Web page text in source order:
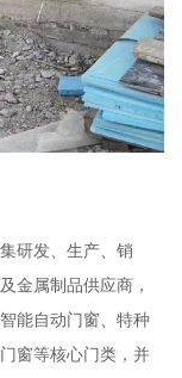
研发、生产、销
金属制品供应商，
能自动门窗、特种
窗等核心门类，并